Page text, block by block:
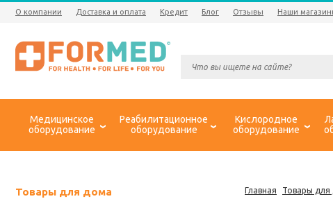
О компании Доставка и оплата Кредит Блог Отзывы Наши
Медицинское
оборудование
Реабилитационное
оборудование
Кислородное
оборудование
Главная Товары для
Товары для дома